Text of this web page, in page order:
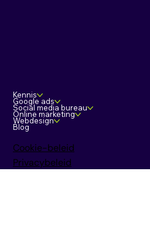
Kennis
Google ads
Social media bureau
Online marketing
Webdesign
Blog
Cookie-beleid
Privacybeleid